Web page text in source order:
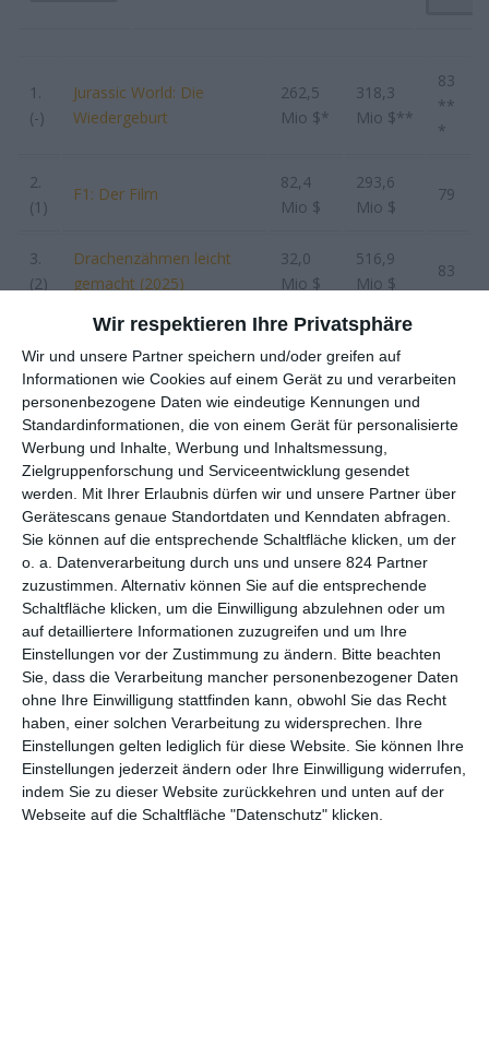
Wir respektieren Ihre Privatsphäre
Wir und unsere Partner speichern und/oder greifen auf
Informationen wie Cookies auf einem Gerät zu und verarbeiten
personenbezogene Daten wie eindeutige Kennungen und
Standardinformationen, die von einem Gerät für personalisierte
Werbung und Inhalte, Werbung und Inhaltsmessung,
Zielgruppenforschung und Serviceentwicklung gesendet
werden.
Mit Ihrer Erlaubnis dürfen wir und unsere Partner über
Gerätescans genaue Standortdaten und Kenndaten abfragen.
Sie können auf die entsprechende Schaltfläche klicken, um der
o. a. Datenverarbeitung durch uns und unsere 824 Partner
zuzustimmen. Alternativ können Sie auf die entsprechende
Schaltfläche klicken, um die Einwilligung abzulehnen oder um
auf detailliertere Informationen zuzugreifen und um Ihre
Einstellungen vor der Zustimmung zu ändern.
Bitte beachten
Sie, dass die Verarbeitung mancher personenbezogener Daten
ohne Ihre Einwilligung stattfinden kann, obwohl Sie das Recht
haben, einer solchen Verarbeitung zu widersprechen. Ihre
Einstellungen gelten lediglich für diese Website. Sie können Ihre
Einstellungen jederzeit ändern oder Ihre Einwilligung widerrufen,
indem Sie zu dieser Website zurückkehren und unten auf der
Webseite auf die Schaltfläche "Datenschutz" klicken.
1.
(-)
Jurassic World: Die
Wiedergeburt
262,5
Mio $*
318,3
Mio $**
83
**
*
2.
(1)
F1: Der Film
82,4
Mio $
293,6
Mio $
79
3.
(2)
Drachenzähmen leicht
gemacht (2025)
32,0
Mio $
516,9
Mio $
83
(6)
Lilo & Stitch (2025)
13,7
Mio $
972,7
Mio $
5.
(5)
Elio
12,4
Mio $
96,8
Mio $
49
6.
(3)
28 Years Later
11,6
Mio $
125,8
Mio $
65
7.
(4)
Detective Conan: One-
eyed Flashback
10,0
Mio $
141,2
Mio $
8.
(8)
Mission: Impossible – The
Final Reckoning
6,6
Mio $
576,2
Mio $
67
9.
(-)
Malice
6,4
Mio $
10,3
Mio $
10
.
M3GAN 2.0
6,2
30,7